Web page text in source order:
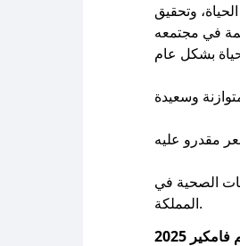
وتحقيق
الصحية في
المملكة.